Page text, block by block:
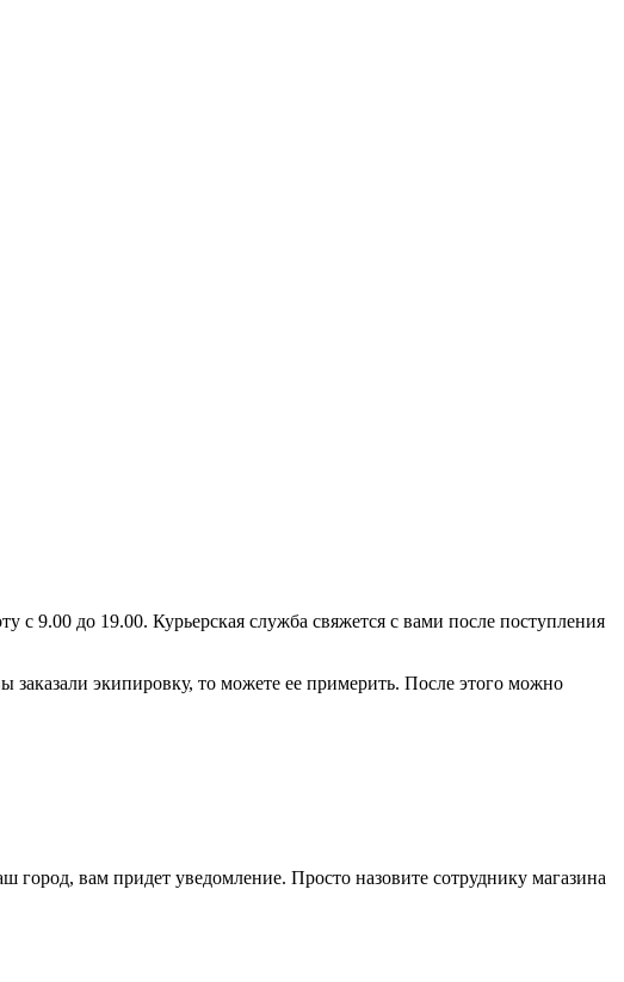
с 9.00 до 19.00. Курьерская служба свяжется с вами после поступления
заказали экипировку, то можете ее примерить. После этого можно
город, вам придет уведомление. Просто назовите сотруднику магазина